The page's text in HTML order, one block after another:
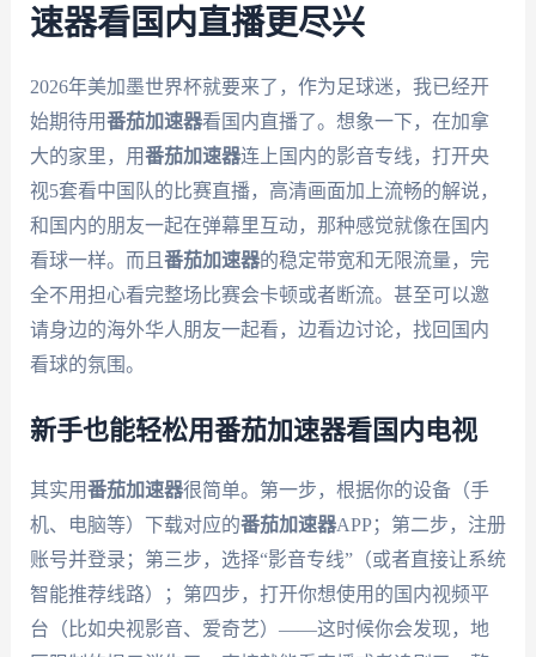
速器看国内直播更尽兴
2026年美加墨世界杯就要来了，作为足球迷，我已经开
始期待用番茄加速器看国内直播了。想象一下，在加拿
大的家里，用番茄加速器连上国内的影音专线，打开央
视5套看中国队的比赛直播，高清画面加上流畅的解说，
和国内的朋友一起在弹幕里互动，那种感觉就像在国内
看球一样。而且 番茄加速器的稳定带宽和无限流量，完
全不用担心看完整场比赛会卡顿或者断流。甚至可以邀
请身边的海外华人朋友一起看，边看边讨论，找回国内
看球的氛围。
新手也能轻松用番茄加速器看国内电视
其实用番茄加速器很简单。第一步，根据你的设备（手
机、电脑等）下载对应的番茄加速器APP；第二步，注册
账号并登录；第三步，选择“影音专线”（或者直接让系统
智能推荐线路）；第四步，打开你想使用的国内视频平
台（比如央视影音、爱奇艺）——这时候你会发现，地